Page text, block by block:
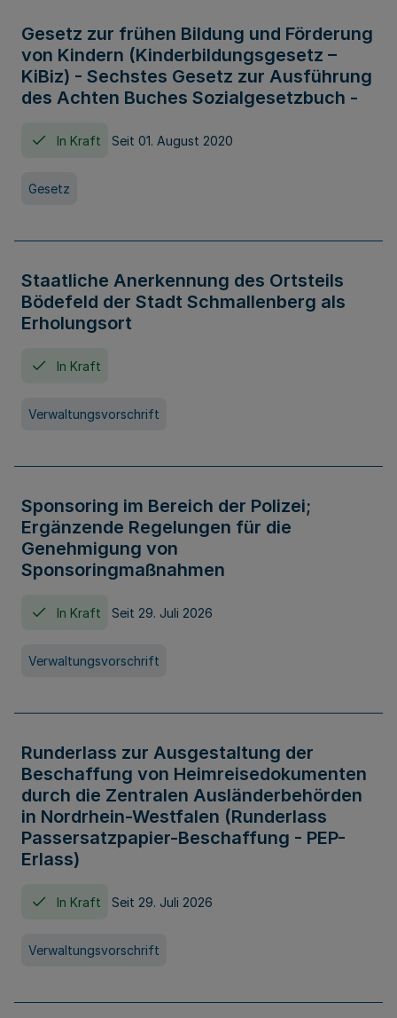
Gesetz zur frühen Bildung und Förderung
von Kindern (Kinderbildungsgesetz –
KiBiz) - Sechstes Gesetz zur Ausführung
des Achten Buches Sozialgesetzbuch -
In Kraft Seit 01. August 2020
Gesetz
Staatliche Anerkennung des Ortsteils
Bödefeld der Stadt Schmallenberg als
Erholungsort
In Kraft
Verwaltungsvorschrift
Sponsoring im Bereich der Polizei;
Ergänzende Regelungen für die
Genehmigung von
Sponsoringmaßnahmen
In Kraft Seit 29. Juli 2026
Verwaltungsvorschrift
Runderlass zur Ausgestaltung der
Beschaffung von Heimreisedokumenten
durch die Zentralen Ausländerbehörden
in Nordrhein-Westfalen (Runderlass
Passersatzpapier-Beschaffung - PEP-
Erlass)
In Kraft Seit 29. Juli 2026
Verwaltungsvorschrift